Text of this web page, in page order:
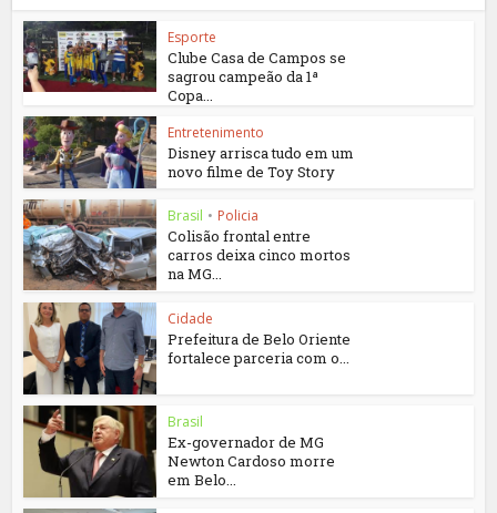
Esporte
Clube Casa de Campos se
sagrou campeão da 1ª
Copa...
Entretenimento
Disney arrisca tudo em um
novo filme de Toy Story
Brasil • Policia
Colisão frontal entre
carros deixa cinco mortos
na MG...
Cidade
Prefeitura de Belo Oriente
fortalece parceria com o...
Brasil
Ex-governador de MG
Newton Cardoso morre
em Belo...